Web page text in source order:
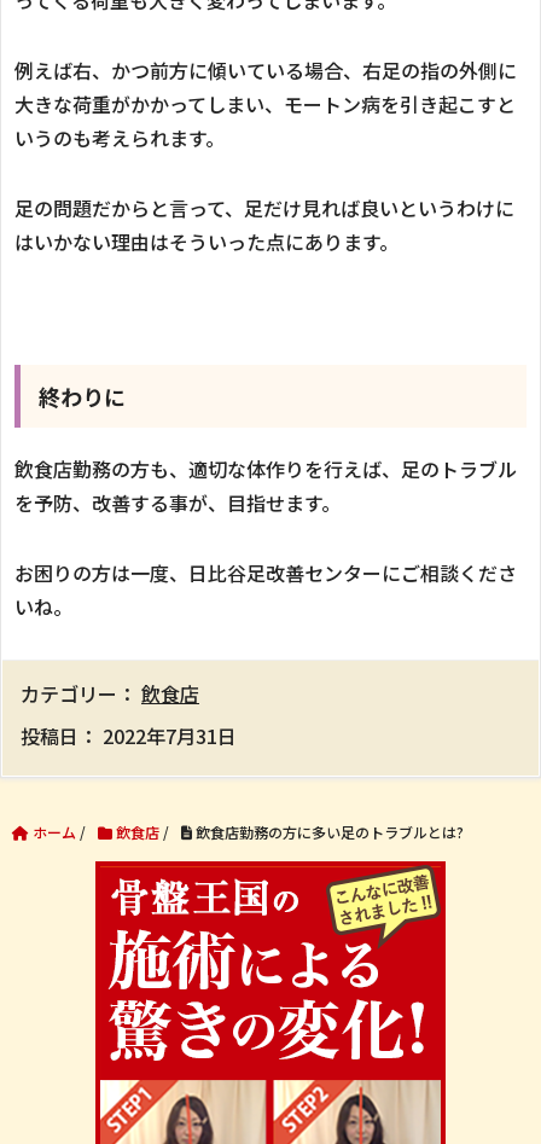
例えば右、かつ前方に傾いている場合、右足の指の外側に
大きな荷重がかかってしまい、モートン病を引き起こすと
いうのも考えられます。
足の問題だからと言って、足だけ見れば良いというわけに
はいかない理由はそういった点にあります。
終わりに
飲食店勤務の方も、適切な体作りを行えば、足のトラブル
を予防、改善する事が、目指せます。
お困りの方は一度、日比谷足改善センターにご相談くださ
いね。
カテゴリー： 飲食店
投稿日： 2022年7月31日
ホーム / 飲食店 / 飲食店勤務の方に多い足のトラブルとは?